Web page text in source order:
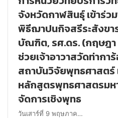
จังหวัดกาฬสินธุ์ เข้าร่
พิธีฌาปนกิจสรีระสังขา
บัณฑิต, รศ.ดร. (กฤษฎ
ช่วยเจ้าอาวาสวัดท่าก
สถาบันวิจัยพุทธศาสตร์
หลักสูตรพุทธศาสตรม
จัดการเชิงพุทธ
วันเสาร์ที่ 9 พฤษภาค…